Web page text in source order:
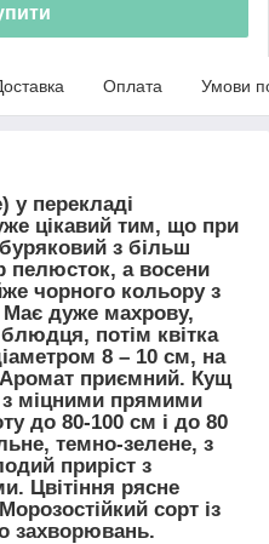
Оплата Умови
у перекладі
цікавий тим, що при
з більш
пелюсток, а восени
чорного кольору з
дуже махрову,
потім квітка
8 – 10 см, на
Аромат приємний. Кущ
міцними прямими
до 80-100 см і до 80
темно-зелене, з
приріст з
Цвітіння рясне
сорт із
захворювань.